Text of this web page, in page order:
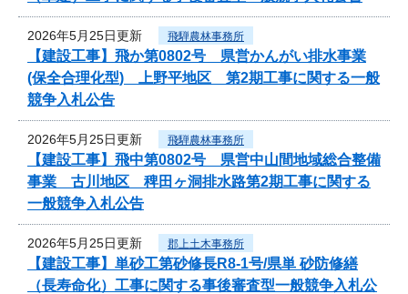
2026年5月25日更新 飛騨農林事務所
【建設工事】飛か第0802号 県営かんがい排水事業
(保全合理化型) 上野平地区 第2期工事に関する一般
競争入札公告
2026年5月25日更新 飛騨農林事務所
【建設工事】飛中第0802号 県営中山間地域総合整備
事業 古川地区 稗田ヶ洞排水路第2期工事に関する
一般競争入札公告
2026年5月25日更新 郡上土木事務所
【建設工事】単砂工第砂修長R8-1号/県単 砂防修繕
（長寿命化）工事に関する事後審査型一般競争入札公